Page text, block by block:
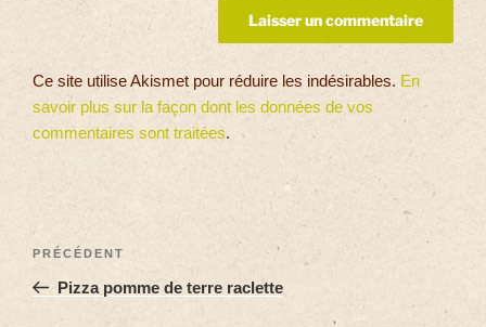
Ce site utilise Akismet pour réduire les indésirables. En
savoir plus sur la façon dont les données de vos
commentaires sont traitées.
PRÉCÉDENT
Pizza pomme de terre raclette